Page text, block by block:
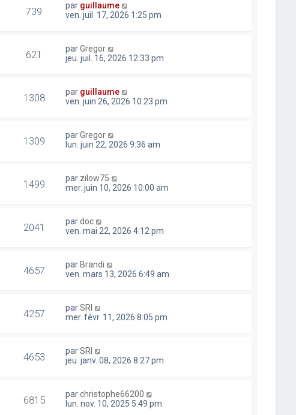
739 par guillaume
ven. juil. 17, 2026 1:25 pm
621 parGregor
jeu. juil. 16, 2026 12:33 pm
1308 par guillaume
ven. juin 26, 2026 10:23 pm
1309 parGregor
lun. juin 22, 2026 9:36 am
1499 par zilow75
mer. juin 10, 2026 10:00 am
2041 pardoc
ven. mai 22, 2026 4:12 pm
4657 par Brandi
ven. mars 13, 2026 6:49 am
4257 parSRI
mer. févr. 11, 2026 8:05 pm
4653 parSRI
jeu. janv. 08, 2026 8:27 pm
6815 parchristophe66200
lun. nov. 10, 2025 5:49 pm